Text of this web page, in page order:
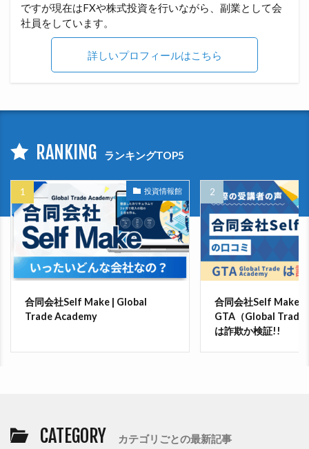
ですが現在はFXや株式投資を行いながら、副業として会
社員をしています。
詳しいプロフィールはこちら
RANKING ランキングTOP5
投資情報館
合同会社Self Make | Global
Trade Academy
合同会社Self Make
GTA（Global Trade
は詐欺か検証!!
CATEGORY カテゴリごとの最新記事